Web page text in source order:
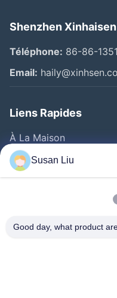
Shenzhen
Téléphone: 86-86-
Email:
Liens Rapides
À La Maison
Produits
Vidéos
Visite D'usine
Susan Liu
Good day, what product